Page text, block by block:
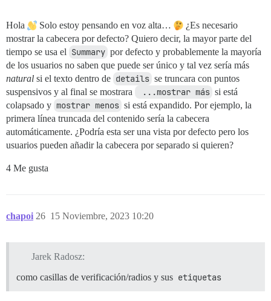
Hola Solo estoy pensando en voz alta…
¿Es necesario
mostrar la cabecera por defecto? Quiero decir, la mayor parte del
tiempo se usa el Summary por defecto y probablemente la mayoría
de los usuarios no saben que puede ser único y tal vez sería más
natural si el texto dentro de details se truncara con puntos
suspensivos y al final se mostrara
...mostrar más si está
colapsado y mostrar menos si está expandido. Por ejemplo, la
primera línea truncada del contenido sería la cabecera
automáticamente. ¿Podría esta ser una vista por defecto pero los
usuarios pueden añadir la cabecera por separado si quieren?
4 Me gusta
chapoi 15 Noviembre, 2023 10:20
26
Jarek Radosz:
como casillas de verificación/radios y sus etiquetas